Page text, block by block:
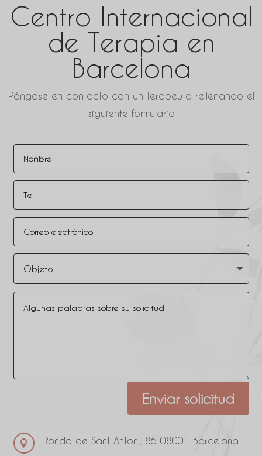
Centro Internacional
de Terapia en
Barcelona
Póngase en contacto con un terapeuta rellenando el
siguiente formulario
Enviar solicitud
 Ronda de Sant Antoni, 86 08001 Barcelona